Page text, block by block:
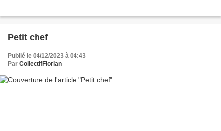
Petit chef
Publié le 04/12/2023 à 04:43
Par CollectifFlorian